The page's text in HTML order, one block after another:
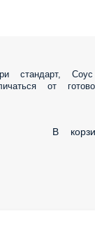
стандарт, Соус
от
В